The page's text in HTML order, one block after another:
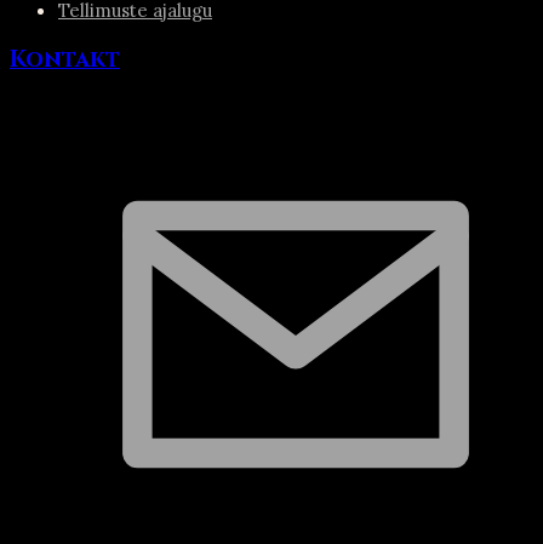
Tellimuste ajalugu
Kontakt